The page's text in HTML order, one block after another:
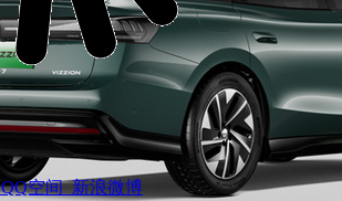
QQ空间 新浪微博